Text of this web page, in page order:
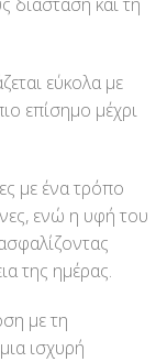
εύκολα με
επίσημο μέχρι
με ένα τρόπο
ενώ η υφή του
της ημέρας.
με τη
ισχυρή